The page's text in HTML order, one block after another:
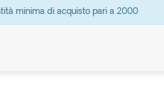
minima di acquisto pari a 2000